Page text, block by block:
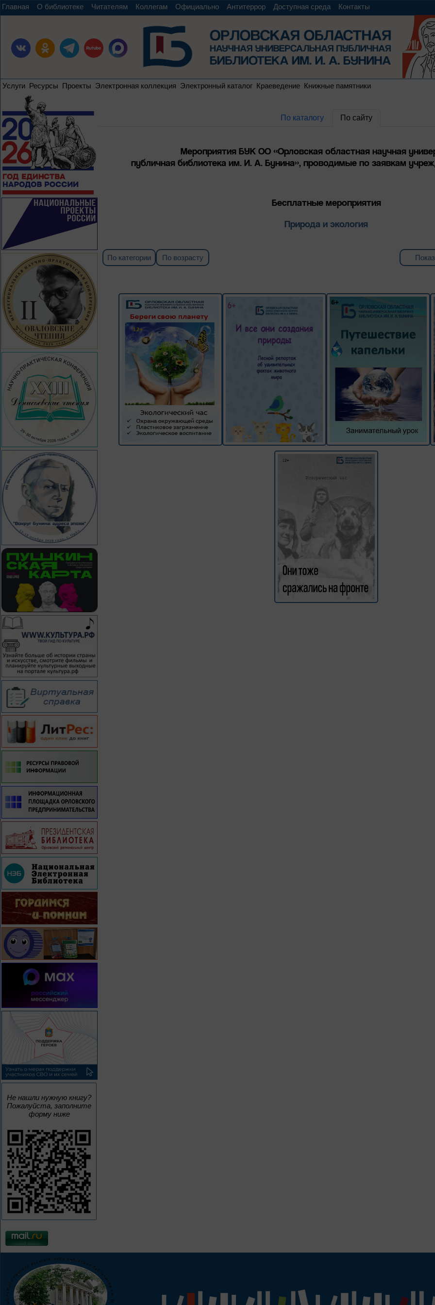
Главная О библиотеке Читателям Коллегам Официально Антитеррор Доступная среда Контакты
Услуги Ресурсы Проекты Электронная коллекция Электронный каталог Краеведение Книжные памятники
Не нашли нужную книгу?
Пожалуйста, заполните
форму ниже
По каталогу По сайту
Мероприятия БУК ОО «Орловская областная научная
публичная библиотека им. И. А. Бунина», проводимые по заявкам
Бесплатные мероприятия
Природа и экология
По категории По возрасту